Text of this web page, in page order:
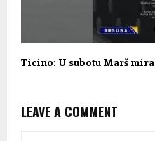
Ticino: U subotu Marš mira
LEAVE A COMMENT